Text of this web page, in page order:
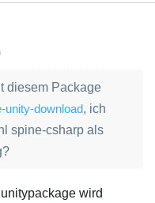
diesem Package
unity-download, ich
spine-csharp als
wird